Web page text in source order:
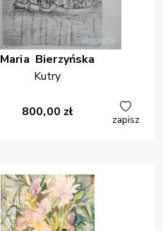
Maria Bierzyńska
Kutry
800,00 zł
zapisz